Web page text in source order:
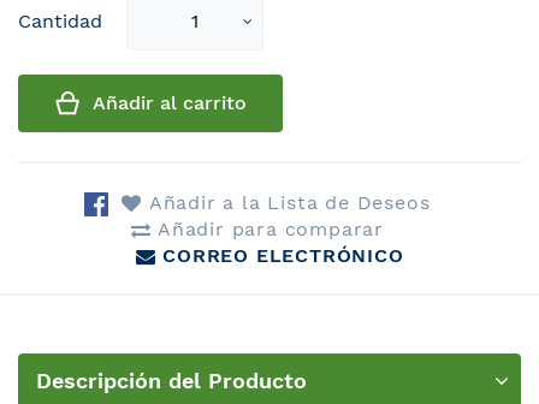
Cantidad
Select
Añadir al carrito
Añadir a la Lista de Deseos
Añadir para comparar
CORREO ELECTRÓNICO
Descripción del Producto